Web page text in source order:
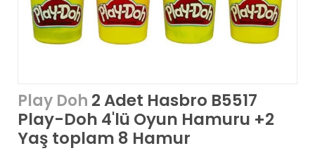
Play Doh 2 Adet Hasbro B5517
Play-Doh 4'lü Oyun Hamuru +2
Yaş toplam 8 Hamur